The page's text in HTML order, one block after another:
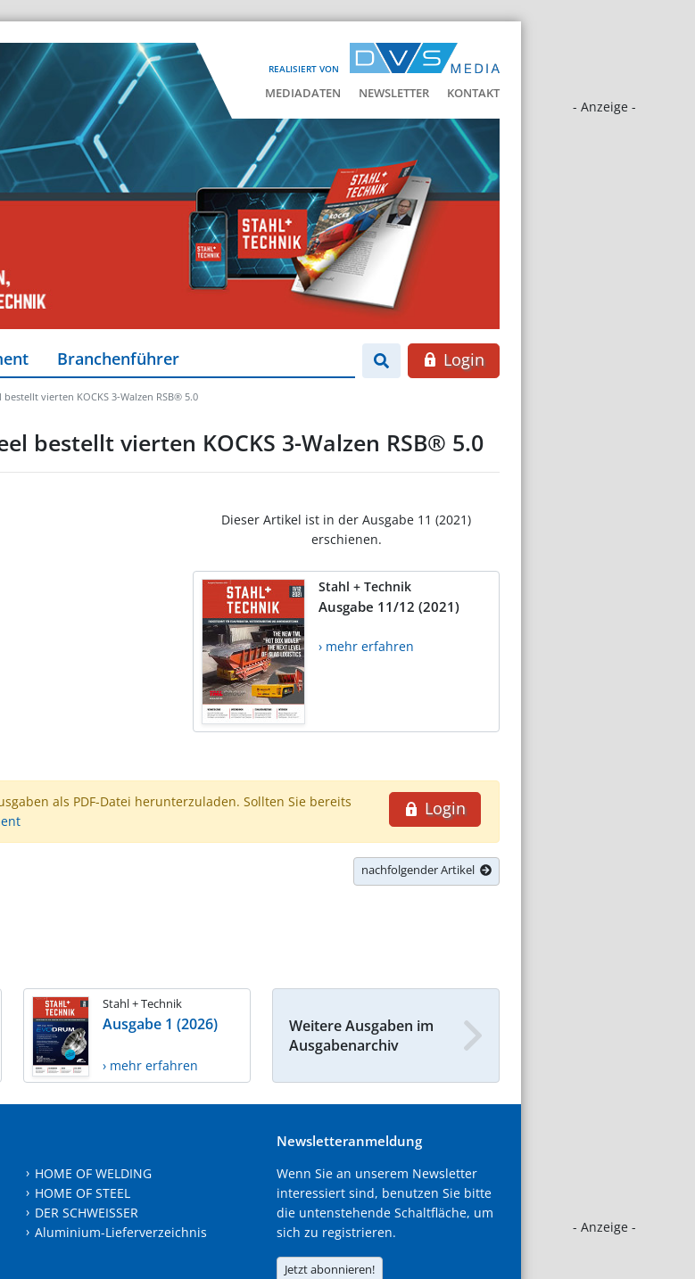
REALISIERT VON
MEDIADATEN NEWSLETTER KONTAKT
- Anzeige -
- Anzeige -
Branchenführer Login
vierten KOCKS 3-Walzen RSB® 5.0
bestellt vierten KOCKS 3-Walzen RSB® 5.0
Dieser Artikel ist in der Ausgabe 11 (2021)
erschienen.
Stahl + Technik
Ausgabe 11/12 (2021)
› mehr erfahren
Login
als PDF-Datei herunterzuladen. Sollten Sie bereits
nachfolgender Artikel
Stahl + Technik
Ausgabe 1 (2026)
› mehr erfahren
Weitere Ausgaben im
Ausgabenarchiv
HOME OF WELDING
HOME OF STEEL
DER SCHWEISSER
Aluminium-Lieferverzeichnis
Newsletteranmeldung
Wenn Sie an unserem Newsletter
interessiert sind, benutzen Sie bitte
die untenstehende Schaltfläche, um
sich zu registrieren.
Jetzt abonnieren!